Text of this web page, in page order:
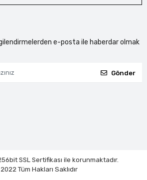
e-posta ile haberdar olmak
Gönder
SSL Sertifikası ile korunmaktadır.
Tüm Hakları Saklıdır